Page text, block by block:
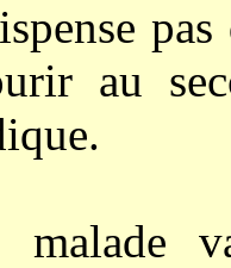
au
malade